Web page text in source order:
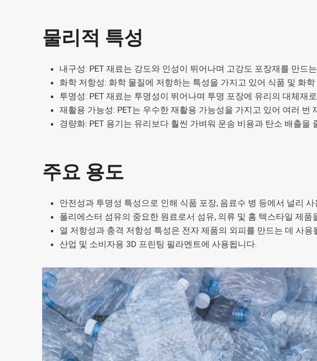
물리적 특성
내구성: PET 재료는 강도와 인성이 뛰어나며 고강도 포장재를 만드
화학 저항성: 화학 물질에 저항하는 특성을 가지고 있어 식품 및 화
투명성: PET 재료는 투명성이 뛰어나며 투명 포장에 유리의 대체재
재활용 가능성: PET는 우수한 재활용 가능성을 가지고 있어 여러 번
경량화: PET 용기는 유리보다 훨씬 가벼워 운송 비용과 탄소 배출을
주요 용도
안전성과 투명성 특성으로 인해 식품 포장, 음료수 병 등에서 널리 사
폴리에스터 섬유의 중요한 원료로서 섬유, 의류 및 홈 텍스타일 제품
열 저항성과 충격 저항성 특성은 전자 제품의 외피를 만드는 데 사용
산업 및 소비자용 3D 프린팅 필라멘트에 사용됩니다.